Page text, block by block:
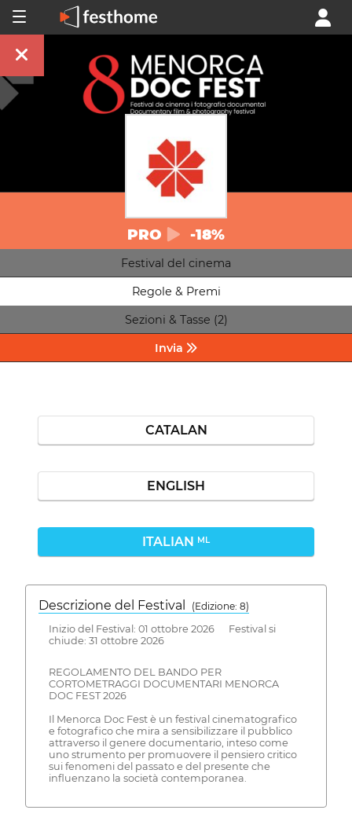
PRO -18%
Festival del cinema
Regole & Premi
Sezioni & Tasse (2)
Invia
CATALAN
ENGLISH
ITALIAN ML
Descrizione del Festival
( Edizione: 8)
Inizio del Festival: 01 ottobre 2026 Festival si
chiude: 31 ottobre 2026
REGOLAMENTO DEL BANDO PER
CORTOMETRAGGI DOCUMENTARI MENORCA
DOC FEST 2026
Il Menorca Doc Fest è un festival cinematografico
e fotografico che mira a sensibilizzare il pubblico
attraverso il genere documentario, inteso come
uno strumento per promuovere il pensiero critico
sui fenomeni del passato e del presente che
influenzano la società contemporanea.